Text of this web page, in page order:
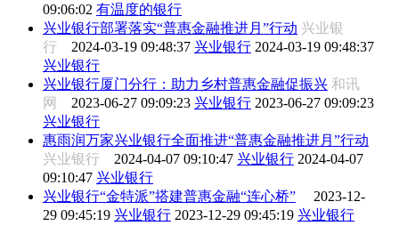
09:06:02 有温度的银行
兴业银行部署落实“普惠金融推进月”行动 兴业银
行 2024-03-19 09:48:37 兴业银行 2024-03-19 09:48:37
兴业银行
兴业银行厦门分行：助力乡村普惠金融促振兴 和讯
网 2023-06-27 09:09:23 兴业银行 2023-06-27 09:09:23
兴业银行
惠雨润万家兴业银行全面推进“普惠金融推进月”行动
兴业银行 2024-04-07 09:10:47 兴业银行 2024-04-07
09:10:47 兴业银行
兴业银行“金特派”搭建普惠金融“连心桥”
2023-12-
29 09:45:19 兴业银行 2023-12-29 09:45:19 兴业银行